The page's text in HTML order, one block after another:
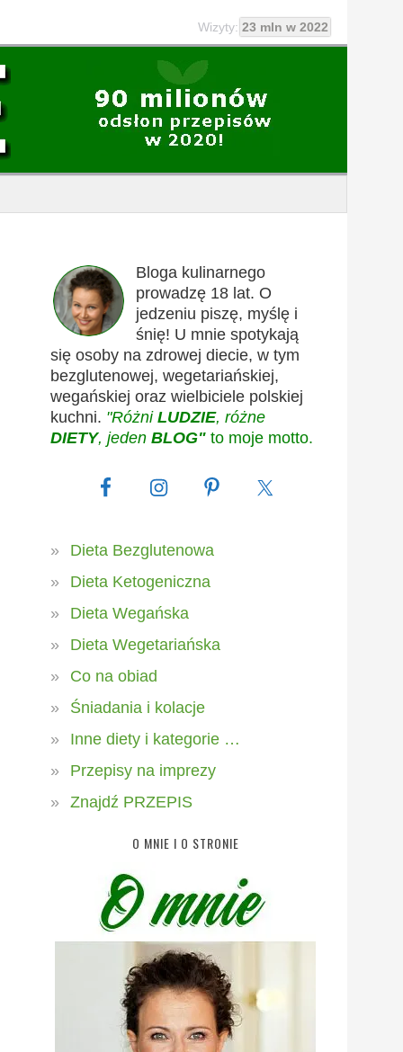
Wizyty: 23 mln w 2022
Bloga kulinarnego
prowadzę 18 lat. O
jedzeniu piszę, myślę i
śnię! U mnie spotykają
się osoby na zdrowej diecie, w tym
bezglutenowej, wegetariańskiej,
wegańskiej oraz wielbiciele polskiej
kuchni. "Różni LUDZIE, różne
DIETY, jeden BLOG" to moje motto.
Dieta Bezglutenowa
Dieta Ketogeniczna
Dieta Wegańska
Dieta Wegetariańska
Co na obiad
Śniadania i kolacje
Inne diety i kategorie …
Przepisy na imprezy
Znajdź PRZEPIS
O MNIE I O STRONIE